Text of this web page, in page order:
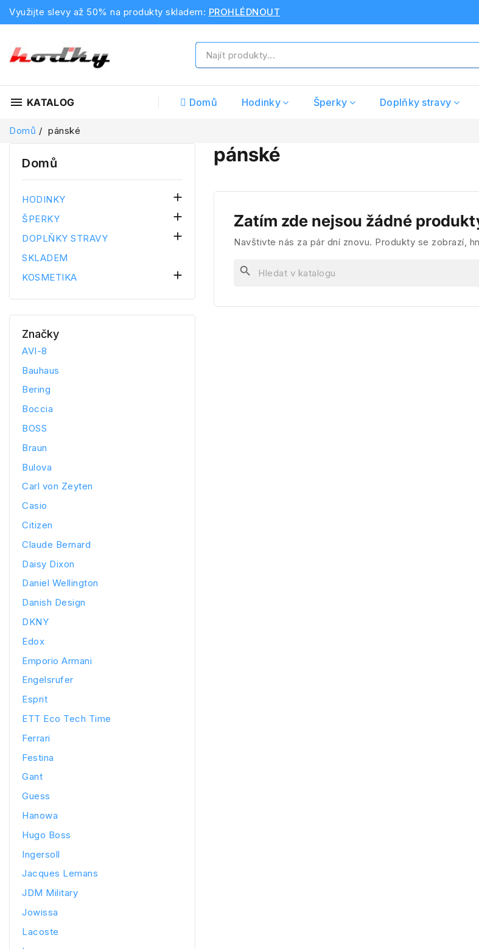
Využijte slevy až 50% na produkty skladem: PROHLÉDNOUT
menu KATALOG Domů Hodinky Šperky Doplňky stravy
Domů pánské
Domů
HODINKY 
ŠPERKY 
DOPLŇKY STRAVY 
SKLADEM
KOSMETIKA

Značky
AVI-8
Bauhaus
Bering
Boccia
BOSS
Braun
Bulova
Carl von Zeyten
Casio
Citizen
Claude Bernard
Daisy Dixon
Daniel Wellington
Danish Design
DKNY
Edox
Emporio Armani
Engelsrufer
Esprit
ETT Eco Tech Time
Ferrari
Festina
Gant
Guess
Hanowa
Hugo Boss
Ingersoll
Jacques Lemans
JDM Military
Jowissa
Lacoste
pánské
Zatím zde nejsou žádné
Navštivte nás za pár dní znovu. Produkty se zobrazí,
search